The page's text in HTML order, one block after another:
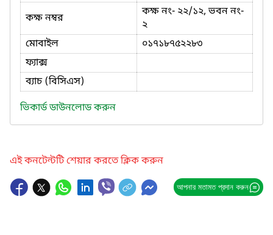
কক্ষ নম্বর
কক্ষ নং- ২২/১২, ভবন নং-
২
মোবাইল
০১৭১৮৭৫২২৮৩
ফ্যাক্স
ব্যাচ (বিসিএস)
ভিকার্ড ডাউনলোড করুন
এই কনটেন্টটি শেয়ার করতে ক্লিক করুন
আপনার মতামত প্রদান করুন